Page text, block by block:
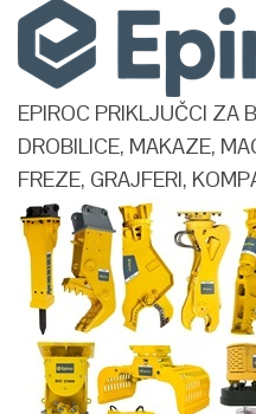
EPIROC PRIKLJUČCI ZA
DROBILICE, MAKAZE,
FREZE, GRAJFERI,